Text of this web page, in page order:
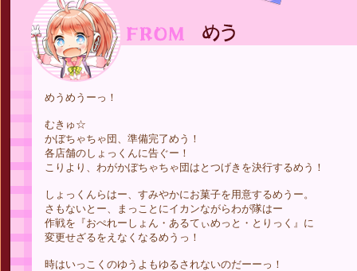
めうめうーっ！
むきゅ☆
かぼちゃちゃ団、準備完了めう！
各店舗のしょっくんに告ぐー！
こりより、わがかぼちゃちゃ団はとつげきを決行するめう！
しょっくんらはー、すみやかにお菓子を用意するめうー。
さもないとー、まっことにイカンながらわが隊はー
作戦を『おぺれーしょん・あるてぃめっと・とりっく』に
変更せざるをえなくなるめうっ！
時はいっこくのゆうよもゆるされないのだーーっ！